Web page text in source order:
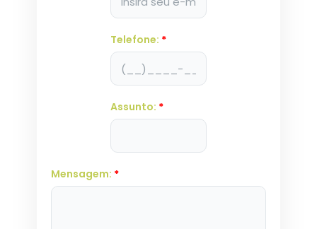
Telefone: *
Assunto: *
Mensagem: *